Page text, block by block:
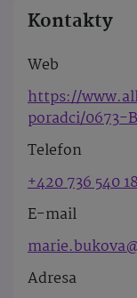
Kontakty
Web
https://
poradci/0673-
Telefon
+420 736 540
E-mail
Adresa